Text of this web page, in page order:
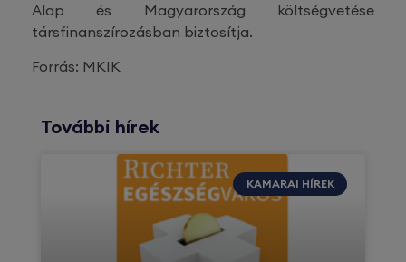
Alap és Magyarország költségvetése
társfinanszírozásban biztosítja.
Forrás: MKIK
További hírek
KAMARAI HÍREK